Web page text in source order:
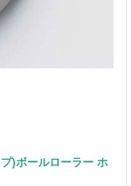
)ボールローラー ホ